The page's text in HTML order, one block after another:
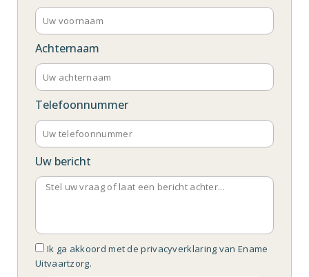
Achternaam
Telefoonnummer
Uw bericht
Ik ga akkoord met de privacyverklaring van Ename
Uitvaartzorg.